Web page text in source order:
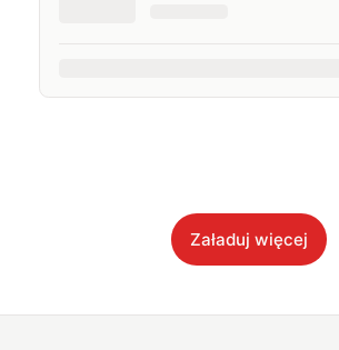
Załaduj więcej